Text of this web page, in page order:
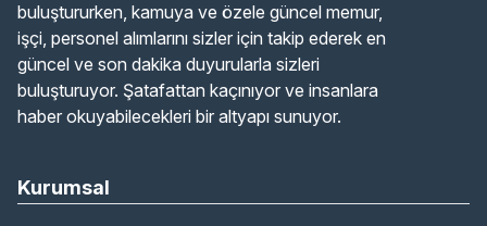
buluştururken, kamuya ve özele güncel memur,
işçi, personel alımlarını sizler için takip ederek en
güncel ve son dakika duyurularla sizleri
buluşturuyor. Şatafattan kaçınıyor ve insanlara
haber okuyabilecekleri bir altyapı sunuyor.
Kurumsal